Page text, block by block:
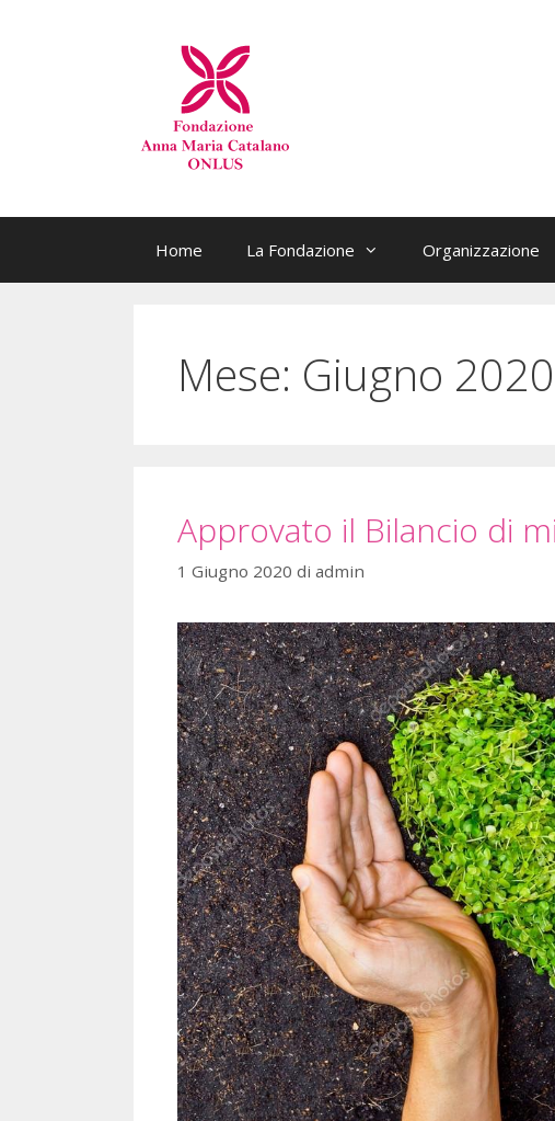
Home La Fondazione Organizzazione
Mese: Giugno 2020
Approvato il Bilancio di
1 Giugno 2020 di admin